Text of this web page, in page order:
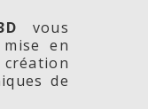
vous
en
de